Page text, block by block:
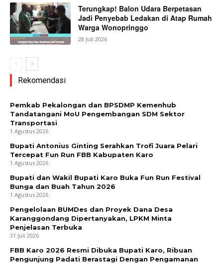
Terungkap! Balon Udara Berpetasan
Jadi Penyebab Ledakan di Atap Rumah
Warga Wonopringgo
28 Juli 2026
Rekomendasi
Pemkab Pekalongan dan BPSDMP Kemenhub
Tandatangani MoU Pengembangan SDM Sektor
Transportasi
1 Agustus 2026
Bupati Antonius Ginting Serahkan Trofi Juara Pelari
Tercepat Fun Run FBB Kabupaten Karo
1 Agustus 2026
Bupati dan Wakil Bupati Karo Buka Fun Run Festival
Bunga dan Buah Tahun 2026
1 Agustus 2026
Pengelolaan BUMDes dan Proyek Dana Desa
Karanggondang Dipertanyakan, LPKM Minta
Penjelasan Terbuka
31 Juli 2026
FBB Karo 2026 Resmi Dibuka Bupati Karo, Ribuan
Pengunjung Padati Berastagi Dengan Pengamanan